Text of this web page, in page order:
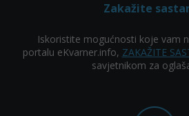
Zakažite
Iskoristite mogućnosti koje vam
portalu eKvarner.info, ZAKAŽITE
savjetnikom za